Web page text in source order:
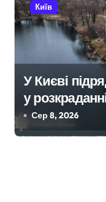
Київ
У Києві
у
гривень під
«Вербне»
Сер 8, 2026